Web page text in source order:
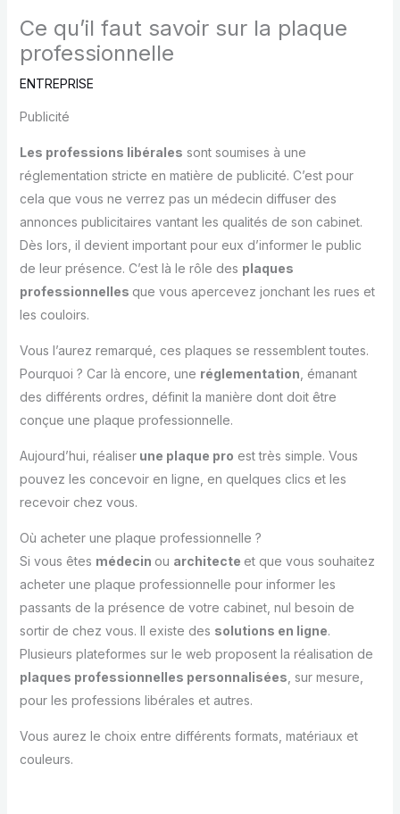
Ce qu’il faut savoir sur la plaque
professionnelle
ENTREPRISE
Publicité
Les professions libérales sont soumises à une
réglementation stricte en matière de publicité. C’est pour
cela que vous ne verrez pas un médecin diffuser des
annonces publicitaires vantant les qualités de son cabinet.
Dès lors, il devient important pour eux d’informer le public
de leur présence. C’est là le rôle des plaques
professionnelles que vous apercevez jonchant les rues et
les couloirs.
Vous l’aurez remarqué, ces plaques se ressemblent toutes.
Pourquoi ? Car là encore, une réglementation , émanant
des différents ordres, définit la manière dont doit être
conçue une plaque professionnelle.
Aujourd’hui, réaliserune plaque pro est très simple. Vous
pouvez les concevoir en ligne, en quelques clics et les
recevoir chez vous.
Où acheter une plaque professionnelle ?
Si vous êtes médecin ou architecte et que vous souhaitez
acheter une plaque professionnelle pour informer les
passants de la présence de votre cabinet, nul besoin de
sortir de chez vous. Il existe des solutions en ligne.
Plusieurs plateformes sur le web proposent la réalisation de
plaques professionnelles personnalisées , sur mesure,
pour les professions libérales et autres.
Vous aurez le choix entre différents formats, matériaux et
couleurs.